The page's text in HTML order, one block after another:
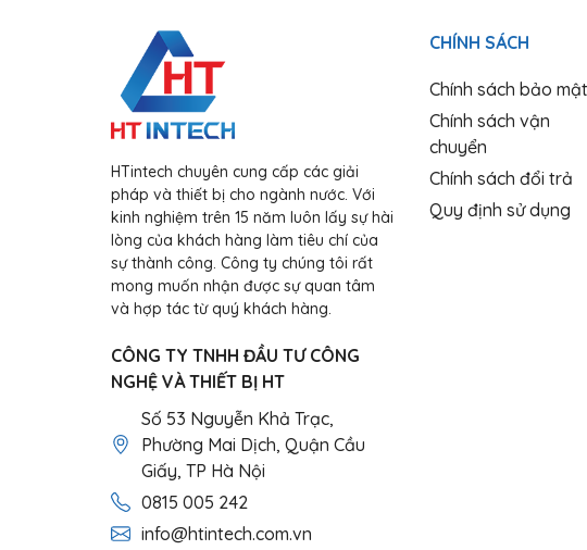
HTintech chuyên cung cấp các giải
pháp và thiết bị cho ngành nước. Với
kinh nghiệm trên 15 năm luôn lấy sự hài
lòng của khách hàng làm tiêu chí của
sự thành công. Công ty chúng tôi rất
mong muốn nhận được sự quan tâm
và hợp tác từ quý khách hàng.
CÔNG TY TNHH ĐẦU TƯ CÔNG
NGHỆ VÀ THIẾT BỊ HT
Số 53 Nguyễn Khả Trạc,
Phường Mai Dịch, Quận Cầu
Giấy, TP Hà Nội
0815 005 242
info@htintech.com.vn
CHÍNH SÁCH
Chính sách bảo mật
Chính sách vận
chuyển
Chính sách đổi trả
Quy định sử dụng